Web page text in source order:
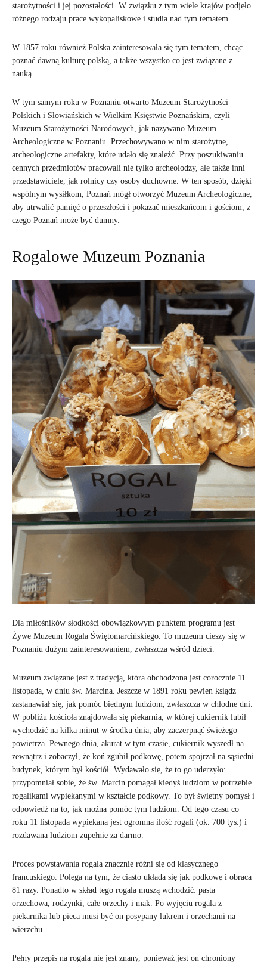
starożytności i jej pozostałości. W związku z tym wiele krajów podjęło
różnego rodzaju prace wykopaliskowe i studia nad tym tematem.
W 1857 roku również Polska zainteresowała się tym tematem, chcąc
poznać dawną kulturę polską, a także wszystko co jest związane z
nauką.
W tym samym roku w Poznaniu otwarto Muzeum Starożytności
Polskich i Słowiańskich w Wielkim Księstwie Poznańskim, czyli
Muzeum Starożytności Narodowych, jak nazywano Muzeum
Archeologiczne w Poznaniu. Przechowywano w nim starożytne,
archeologiczne artefakty, które udało się znaleźć. Przy poszukiwaniu
cennych przedmiotów pracowali nie tylko archeolodzy, ale także inni
przedstawiciele, jak rolnicy czy osoby duchowne. W ten sposób, dzięki
wspólnym wysiłkom, Poznań mógł otworzyć Muzeum Archeologiczne,
aby utrwalić pamięć o przeszłości i pokazać mieszkańcom i gościom, z
czego Poznań może być dumny.
Rogalowe Muzeum Poznania
Dla miłośników słodkości obowiązkowym punktem programu jest
Żywe Muzeum Rogala Świętomarcińskiego. To muzeum cieszy się w
Poznaniu dużym zainteresowaniem, zwłaszcza wśród dzieci.
Muzeum związane jest z tradycją, która obchodzona jest corocznie 11
listopada, w dniu św. Marcina. Jeszcze w 1891 roku pewien ksiądz
zastanawiał się, jak pomóc biednym ludziom, zwłaszcza w chłodne dni.
W pobliżu kościoła znajdowała się piekarnia, w której cukiernik lubił
wychodzić na kilka minut w środku dnia, aby zaczerpnąć świeżego
powietrza. Pewnego dnia, akurat w tym czasie, cukiernik wyszedł na
zewnątrz i zobaczył, że koń zgubił podkowę, potem spojrzał na sąsiedni
budynek, którym był kościół. Wydawało się, że to go uderzyło:
przypomniał sobie, że św. Marcin pomagał kiedyś ludziom w potrzebie
rogalikami wypiekanymi w kształcie podkowy. To był świetny pomysł i
odpowiedź na to, jak można pomóc tym ludziom. Od tego czasu co
roku 11 listopada wypiekana jest ogromna ilość rogali (ok. 700 tys.) i
rozdawana ludziom zupełnie za darmo.
Proces powstawania rogala znacznie różni się od klasycznego
francuskiego. Polega na tym, że ciasto układa się jak podkowę i obraca
81 razy. Ponadto w skład tego rogala muszą wchodzić: pasta
orzechowa, rodzynki, całe orzechy i mak. Po wyjęciu rogala z
piekarnika lub pieca musi być on posypany lukrem i orzechami na
wierzchu.
Pełny przepis na rogala nie jest znany, ponieważ jest on chroniony